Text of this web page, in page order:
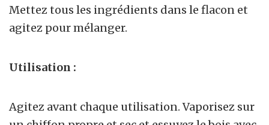
Mettez tous les ingrédients dans le flacon et
agitez pour mélanger.
Utilisation :
Agitez avant chaque utilisation. Vaporisez sur